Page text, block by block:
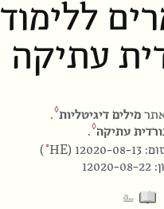
ללימוד
עתיקה
מילים דיגיטליות .
עתיקה .
08-13 (
HE
)
22
⎁